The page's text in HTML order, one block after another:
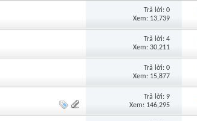
Trả lời: 0
Xem: 13,739
Trả lời: 4
Xem: 30,211
Trả lời: 0
Xem: 15,877
Trả lời: 9
Xem: 146,295